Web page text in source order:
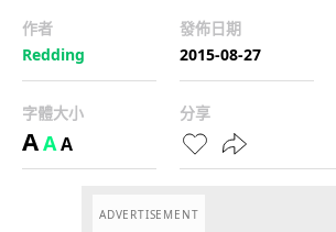
作者
Redding
發佈日期
2015-08-27
字體大小
AAA
分享
ADVERTISEMENT